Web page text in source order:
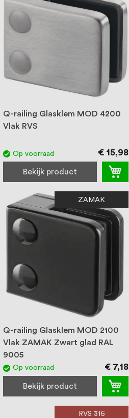
Q-railing Glasklem MOD 4200
Vlak RVS
Op voorraad € 15,98
Bekijk product
ZAMAK
Q-railing Glasklem MOD 2100
Vlak ZAMAK Zwart glad RAL
9005
Op voorraad € 7,18
Bekijk product
RVS 316